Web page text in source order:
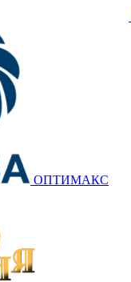
ОПТИМАКС